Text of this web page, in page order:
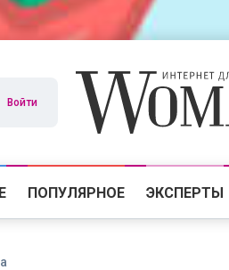
Войти
ПОПУЛЯРНОЕ ЭКСПЕРТЫ